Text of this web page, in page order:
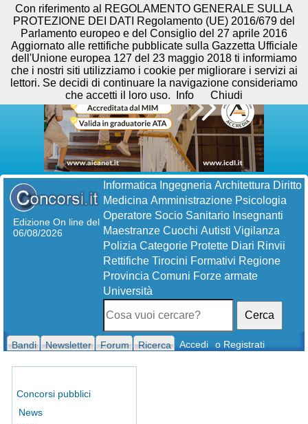
Edizione On line del
06/08/2026
Informatica Ingegneria Architettura Diritto
Medicina Amministrazione Psicologia
Operatore Socio Sanitario Insegnanti
Maestranze Cuochi Autisti Vigilanza
Polizia Categorie Protette Diari Rinvii
Rettifiche Tirocini Formativi Regione
Provincia Comuni Forze armate
Università
Cerca
Bandi Newsletter Forum Ricerca Accedi o Registrati
Concorsi pubblici
News
Con riferimento al REGOLAMENTO GENERALE SULLA
PROTEZIONE DEI DATI Regolamento (UE) 2016/679 del
Parlamento europeo e del Consiglio del 27 aprile 2016
Aggiornato alle rettifiche pubblicate sulla Gazzetta Ufficiale
dell'Unione europea 127 del 23 maggio 2018 ti informiamo
che i nostri siti utilizziamo i cookie per migliorare i servizi ai
lettori. Se decidi di continuare la navigazione consideriamo
che accetti il loro uso.
Info Chiudi